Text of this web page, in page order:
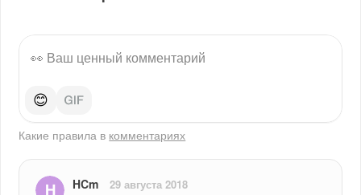
😊
Какие правила в комментариях
HCm 29 августа 2018